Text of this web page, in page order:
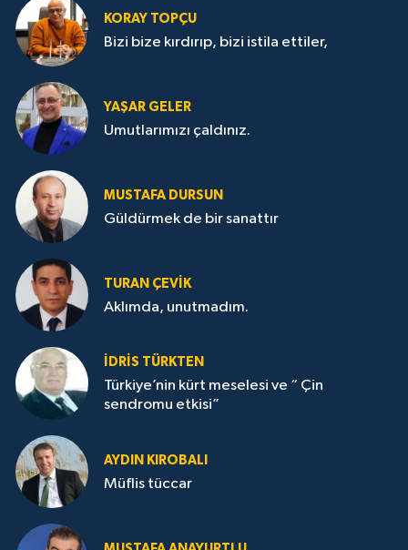
KORAY TOPÇU
Bizi bize kırdırıp, bizi istila ettiler,
YAŞAR GELER
Umutlarımızı çaldınız.
MUSTAFA DURSUN
Güldürmek de bir sanattır
TURAN ÇEVİK
Aklımda, unutmadım.
İDRİS TÜRKTEN
Türkiye’nin kürt meselesi ve “ Çin
sendromu etkisi”
AYDIN KIROBALI
Müflis tüccar